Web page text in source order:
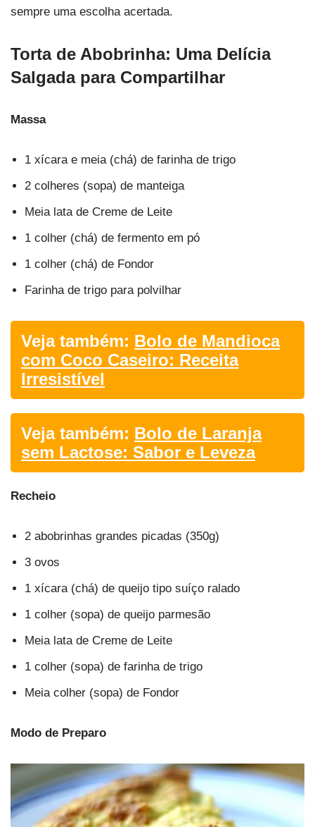
sempre uma escolha acertada.
Torta de Abobrinha: Uma Delícia
Salgada para Compartilhar
Massa
1 xícara e meia (chá) de farinha de trigo
2 colheres (sopa) de manteiga
Meia lata de Creme de Leite
1 colher (chá) de fermento em pó
1 colher (chá) de Fondor
Farinha de trigo para polvilhar
Veja também: Bolo de Mandioca
com Coco Caseiro: Receita
Irresistível
Veja também: Bolo de Laranja
sem Lactose: Sabor e Leveza
Recheio
2 abobrinhas grandes picadas (350g)
3 ovos
1 xícara (chá) de queijo tipo suíço ralado
1 colher (sopa) de queijo parmesão
Meia lata de Creme de Leite
1 colher (sopa) de farinha de trigo
Meia colher (sopa) de Fondor
Modo de Preparo